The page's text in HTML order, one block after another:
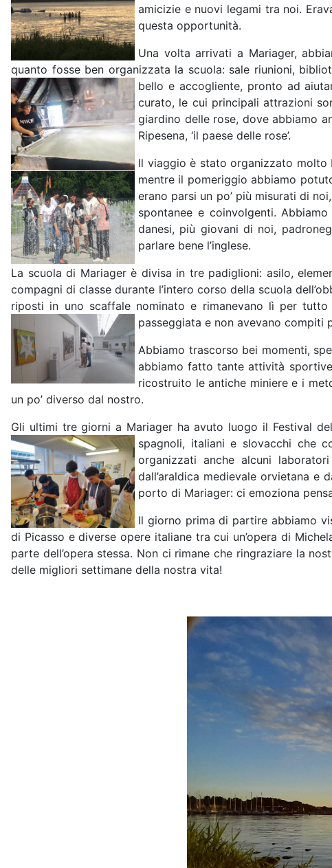
amicizie e nuovi legami tra noi.
questa opportunità.
Una volta arrivati a Mariager,
quanto fosse ben organizzata la scuola: sale riunioni,
bello e accogliente, pronto ad
curato, le cui principali attrazioni
giardino delle rose, dove abbiamo
Ripesena, ‘il paese delle rose’.
Il viaggio è stato organizzato
mentre il pomeriggio abbiamo
erano parsi un po’ più misurati di
spontanee e coinvolgenti.
danesi, più giovani di noi,
parlare bene l’inglese.
La scuola di Mariager è divisa in tre padiglioni: asilo,
compagni di classe durante l’intero corso della scuola
riposti in uno scaffale nominato e rimanevano lì per
passeggiata e non avevano compiti
Abbiamo trascorso bei momenti,
abbiamo fatto tante attività
ricostruito le antiche miniere e i
un po’ diverso dal nostro.
Gli ultimi tre giorni a Mariager ha avuto luogo il Festival
spagnoli, italiani e slovacchi che
organizzati anche alcuni
dall’araldica medievale orvietana e
porto di Mariager: ci emoziona
Il giorno prima di partire abbiamo
di Picasso e diverse opere italiane tra cui un’opera di
parte dell’opera stessa. Non ci rimane che ringraziare la
delle migliori settimane della nostra vita!